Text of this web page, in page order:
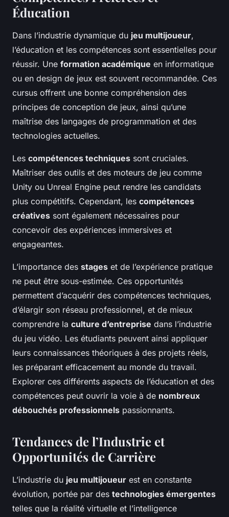
Éducation
Dans l’industrie dynamique du jeu multijoueur,
l’éducation et les compétences sont essentielles pour
réussir. Une formation académique en informatique
ou en design de jeux est souvent recommandée. Ces
cursus offrent une bonne compréhension des
principes de conception de jeux, ainsi qu’une
maîtrise des langages de programmation et des
technologies actuelles.
Les compétences techniques sont cruciales.
Maîtriser des outils et des moteurs de jeu comme
Unity ou Unreal Engine peut rendre les candidats
plus compétitifs. Cependant, les compétences
créatives sont également nécessaires pour
concevoir des expériences immersives et
engageantes.
L’importance des stages et de l’expérience pratique
ne peut être sous-estimée. Ces opportunités
permettent d’acquérir des compétences techniques,
d’élargir son réseau professionnel, et de mieux
comprendre la culture d’entreprise dans l’industrie
du jeu vidéo. Les étudiants peuvent ainsi appliquer
leurs connaissances théoriques à des projets réels,
les préparant efficacement au monde du travail.
Explorer ces différents aspects de l’éducation et des
compétences peut ouvrir la voie à de nombreux
débouchés professionnels passionnants.
Tendances de l’Industrie et
Opportunités de Carrière
L’industrie du jeu multijoueur est en constante
évolution, portée par des technologies émergentes
telles que la réalité virtuelle et l’intelligence